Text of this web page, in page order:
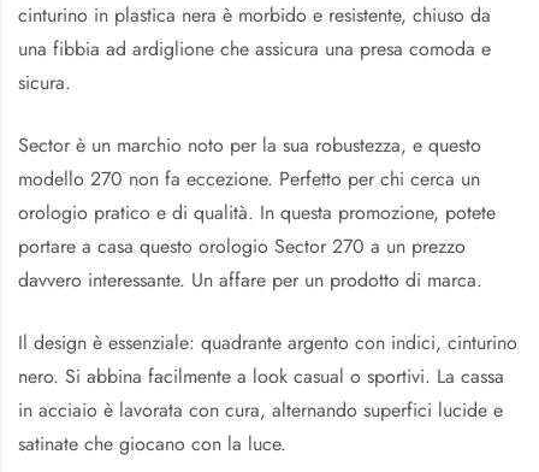
cinturino in plastica nera è morbido e resistente, chiuso da
una fibbia ad ardiglione che assicura una presa comoda e
sicura.
Sector è un marchio noto per la sua robustezza, e questo
modello 270 non fa eccezione. Perfetto per chi cerca un
orologio pratico e di qualità. In questa promozione, potete
portare a casa questo orologio Sector 270 a un prezzo
davvero interessante. Un affare per un prodotto di marca.
Il design è essenziale: quadrante argento con indici, cinturino
nero. Si abbina facilmente a look casual o sportivi. La cassa
in acciaio è lavorata con cura, alternando superfici lucide e
satinate che giocano con la luce.